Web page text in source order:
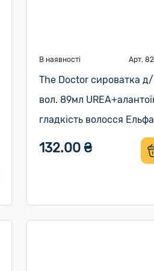
В наявності Арт.
The Doctor сироватка д/
вол. 89мл
гладкість волосся Ельфа
132.00 ₴